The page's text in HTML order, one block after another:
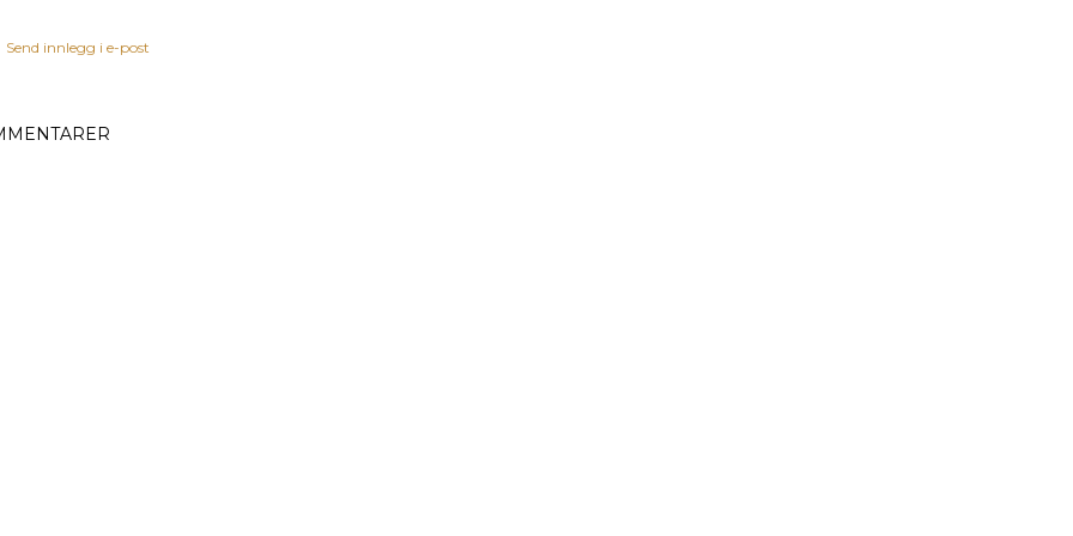
Send innlegg i e-post